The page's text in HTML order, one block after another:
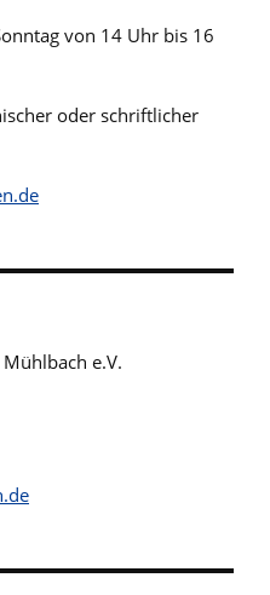
von 14 Uhr bis 16
oder schriftlicher
e.V.